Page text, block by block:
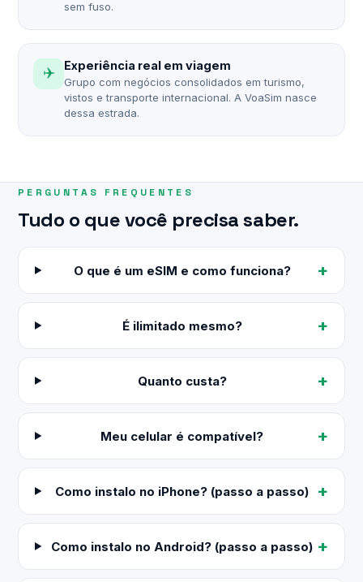
sem fuso.
✈️ Experiência real em viagem
Grupo com negócios consolidados em turismo,
vistos e transporte internacional. A VoaSim nasce
dessa estrada.
PERGUNTAS FREQUENTES
Tudo o que você precisa saber.
O que é um eSIM e como funciona?
É ilimitado mesmo?
Quanto custa?
Meu celular é compatível?
Como instalo no iPhone? (passo a passo)
Como instalo no Android? (passo a passo)